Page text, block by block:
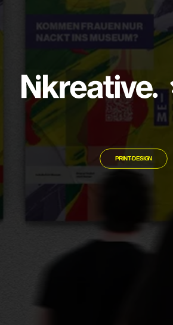
Über mich
Wissen
Kontakt
NEUSTE PROJEKTE
Webdesign.
PRINT-DESIGN